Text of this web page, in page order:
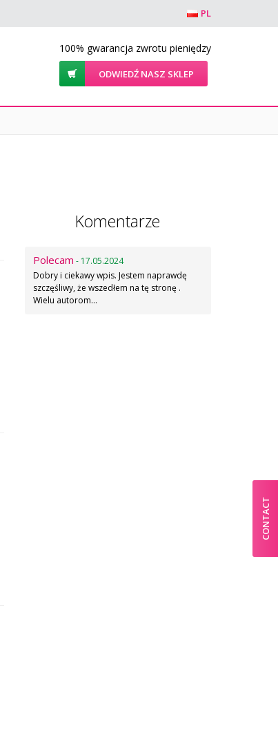
PL
100% gwarancja zwrotu pieniędzy
ODWIEDŹ NASZ SKLEP
Komentarze
Polecam - 17.05.2024
Dobry i ciekawy wpis. Jestem naprawdę
szczęśliwy, że wszedłem na tę stronę .
Wielu autorom…
CONTACT